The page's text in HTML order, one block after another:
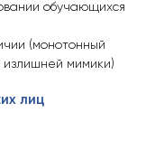
обучающихся
(монотонный
излишней мимики)
лиц